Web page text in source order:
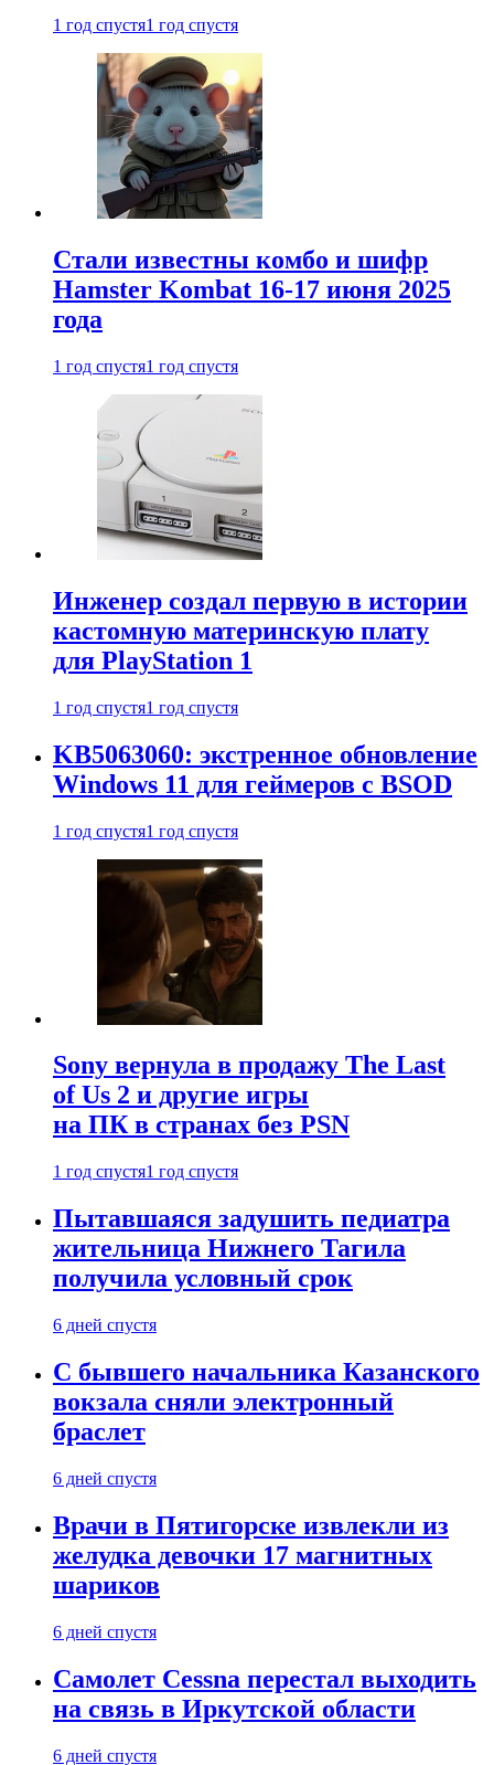
1 год спустя1 год спустя
Стали известны комбо и шифр
Hamster Kombat 16-17 июня 2025
года
1 год спустя1 год спустя
Инженер создал первую в истории
кастомную материнскую плату
для PlayStation 1
1 год спустя1 год спустя
KB5063060: экстренное обновление
Windows 11 для геймеров с BSOD
1 год спустя1 год спустя
Sony вернула в продажу The Last
of Us 2 и другие игры
на ПК в странах без PSN
1 год спустя1 год спустя
Пытавшаяся задушить педиатра
жительница Нижнего Тагила
получила условный срок
6 дней спустя
С бывшего начальника Казанского
вокзала сняли электронный
браслет
6 дней спустя
Врачи в Пятигорске извлекли из
желудка девочки 17 магнитных
шариков
6 дней спустя
Самолет Cessna перестал выходить
на связь в Иркутской области
6 дней спустя